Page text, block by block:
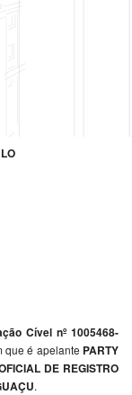
Cível nº 1005468-
que é apelante PARTY
DE REGISTRO
.